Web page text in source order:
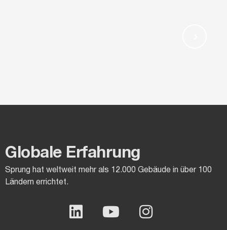
Globale Erfahrung
Sprung hat weltweit mehr als 12.000 Gebäude in über 100
Ländern errichtet.